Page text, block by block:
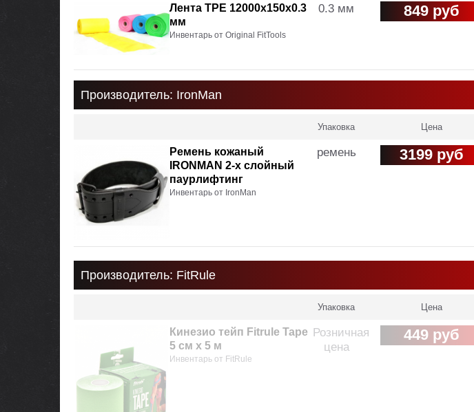
Лента TPE 12000х150х0.3
мм
Инвентарь от Original FitTools
0.3 мм 849 руб
Производитель: IronMan
Упаковка Цена
Ремень кожаный
IRONMAN 2-х слойный
паурлифтинг
Инвентарь от IronMan
ремень 3199 руб
Производитель: FitRule
Упаковка Цена
Кинезио тейп Fitrule Tape
5 cм х 5 м
Инвентарь от FitRule
Розничная
цена
449 руб